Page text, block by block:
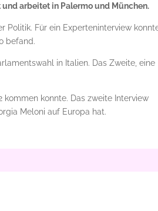
arbeitet in Palermo und München.
Politik. Für ein Experteninterview
befand.
in Italien. Das Zweite, eine
konnte. Das zweite Interview
Meloni auf Europa hat.